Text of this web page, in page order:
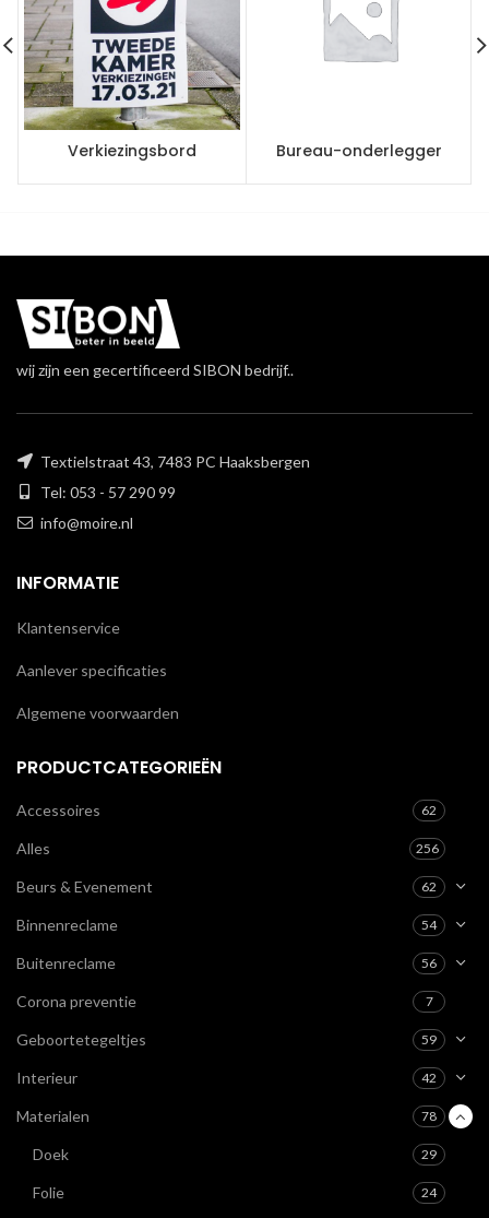
Verkiezingsbord Bureau-onderlegger
wij zijn een gecertificeerd SIBON bedrijf..
Textielstraat 43, 7483 PC Haaksbergen
Tel: 053 - 57 290 99
info@moire.nl
INFORMATIE
Klantenservice
Aanlever specificaties
Algemene voorwaarden
PRODUCTCATEGORIEËN
Accessoires 62
Alles 256
Beurs & Evenement 62
Binnenreclame 54
Buitenreclame 56
Corona preventie 7
Geboortetegeltjes 59
Interieur 42
Materialen 78
Doek 29
Folie 24